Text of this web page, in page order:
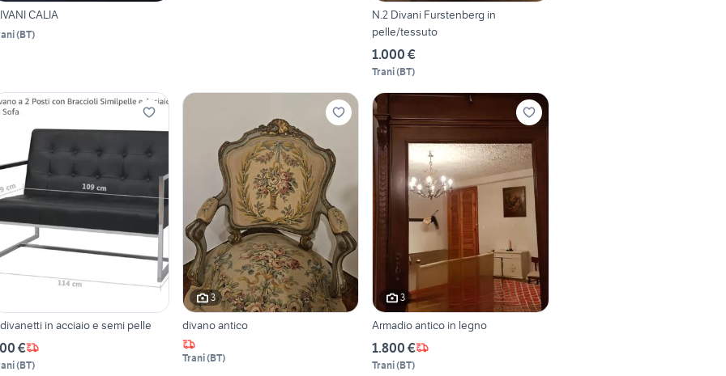
CALIA
(BT)
N.2 Divani Furstenberg in
pelle/tessuto
1.000 €
Trani(BT)
in acciaio e semi pelle
€
(BT)
3
divano antico
Trani(BT)
3
Armadio antico in legno
1.800 €
Trani(BT)